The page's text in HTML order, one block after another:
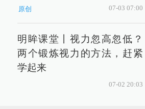
原创 07-03 07:00
明眸课堂丨视力忽高忽低？
两个锻炼视力的方法，赶紧
学起来
07-02 20:03